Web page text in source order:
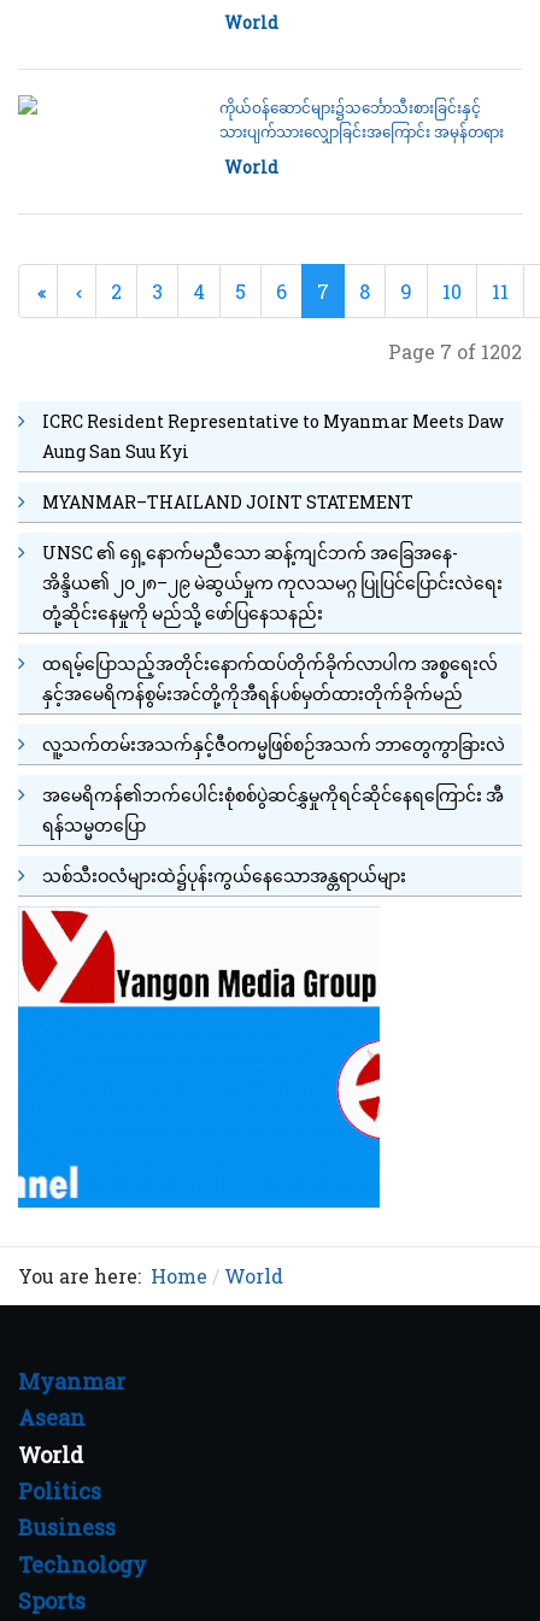
Category:
World
ကိုယ်ဝန်ဆောင်များ၌သင်္ဘောသီးစားခြင်းနှင့်
သားပျက်သားလျှောခြင်းအကြောင်း အမှန်တရား
Category:
World
2 3 4 5 6 7 8 9 10 11
Page 7 of 1202
ICRC Resident Representative to Myanmar Meets Daw
Aung San Suu Kyi
MYANMAR–THAILAND JOINT STATEMENT
UNSC ၏ ရှေ့နောက်မညီသော ဆန့်ကျင်ဘက် အခြေအနေ-
အိန္ဒိယ၏ ၂၀၂၈–၂၉ မဲဆွယ်မှုက ကုလသမဂ္ဂ ပြုပြင်ပြောင်းလဲရေး
တုံ့ဆိုင်းနေမှုကို မည်သို့ ဖော်ပြနေသနည်း
ထရမ့်ပြောသည့်အတိုင်းနောက်ထပ်တိုက်ခိုက်လာပါက အစ္စရေးလ်
နှင့်အမေရိကန်စွမ်းအင်တို့ကိုအီရန်ပစ်မှတ်ထားတိုက်ခိုက်မည်
လူ့သက်တမ်းအသက်နှင့်ဇီဝကမ္မဖြစ်စဉ်အသက် ဘာတွေကွာခြားလဲ
အမေရိကန်၏ဘက်ပေါင်းစုံစစ်ပွဲဆင်နွှမှုကိုရင်ဆိုင်နေရကြောင်း အီ
ရန်သမ္မတပြော
သစ်သီးဝလံများထဲ၌ပုန်းကွယ်နေသောအန္တရာယ်များ
You are here: Home World
Myanmar
Asean
World
Politics
Business
Technology
Sports